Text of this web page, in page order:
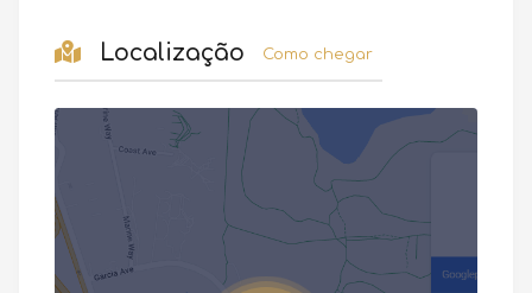
Localização Como chegar